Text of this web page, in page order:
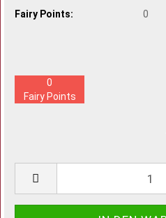
Fairy Points: 0
0
Fairy Points